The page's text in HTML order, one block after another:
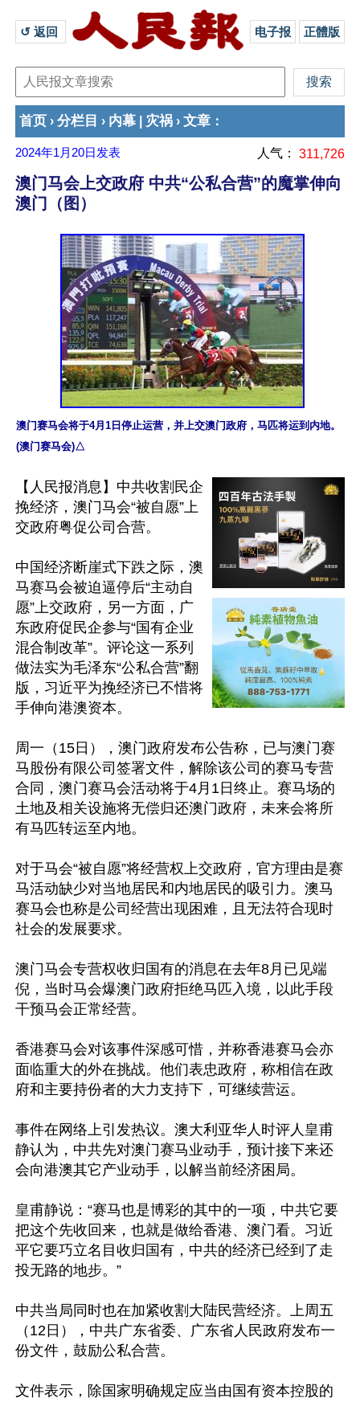
↺ 返回 电子报 正體版
首页 › 分栏目 › 内幕 灾祸 › 文章 ：
2024年1月20日 发表 人气： 311,726
澳门马会上交政府 中共“公私合营”的魔掌伸向
澳门（图）
澳门赛马会将于4月1日停止运营，并上交澳门政府，马匹将运到内地。
(澳门赛马会)△
【人民报消息】中共收割民企
挽经济，澳门马会“被自愿”上
交政府粤促公司合营。
中国经济断崖式下跌之际，澳
马赛马会被迫逼停后“主动自
愿”上交政府，另一方面，广
东政府促民企参与“国有企业
混合制改革”。评论这一系列
做法实为毛泽东“公私合营”翻
版，习近平为挽经济已不惜将
手伸向港澳资本。
周一（15日），澳门政府发布公告称，已与澳门赛
马股份有限公司签署文件，解除该公司的赛马专营
合同，澳门赛马会活动将于4月1日终止。赛马场的
土地及相关设施将无偿归还澳门政府，未来会将所
有马匹转运至内地。
对于马会“被自愿”将经营权上交政府，官方理由是赛
马活动缺少对当地居民和内地居民的吸引力。澳马
赛马会也称是公司经营出现困难，且无法符合现时
社会的发展要求。
澳门马会专营权收归国有的消息在去年8月已见端
倪，当时马会爆澳门政府拒绝马匹入境，以此手段
干预马会正常经营。
香港赛马会对该事件深感可惜，并称香港赛马会亦
面临重大的外在挑战。他们表忠政府，称相信在政
府和主要持份者的大力支持下，可继续营运。
事件在网络上引发热议。澳大利亚华人时评人皇甫
静认为，中共先对澳门赛马业动手，预计接下来还
会向港澳其它产业动手，以解当前经济困局。
皇甫静说：“赛马也是博彩的其中的一项，中共它要
把这个先收回来，也就是做给香港、澳门看。习近
平它要巧立名目收归国有，中共的经济已经到了走
投无路的地步。”
中共当局同时也在加紧收割大陆民营经济。上周五
（12日），中共广东省委、广东省人民政府发布一
份文件，鼓励公私合营。
文件表示，除国家明确规定应当由国有资本控股的